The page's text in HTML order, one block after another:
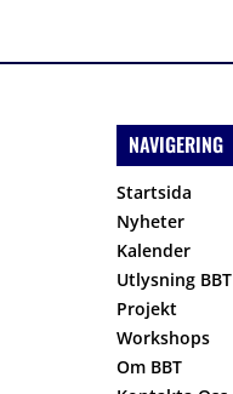
NAVIGERING
Startsida
Nyheter
Kalender
Utlysning BBT
Projekt
Workshops
Om BBT